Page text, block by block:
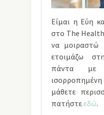
Είμαι η Εύη
στο The
να μοιραστώ
ετοιμάζω
πάντα με
μάθετε
πατήστε εδώ.